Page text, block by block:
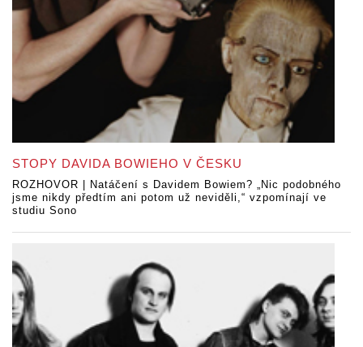
STOPY DAVIDA BOWIEHO V ČESKU
ROZHOVOR | Natáčení s Davidem Bowiem? „Nic podobného
jsme nikdy předtím ani potom už neviděli,“ vzpomínají ve
studiu Sono